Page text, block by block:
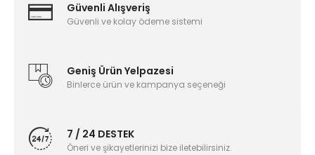
Güvenli Alışveriş
Güvenli ve kolay ödeme sistemi
Geniş Ürün Yelpazesi
Binlerce ürün ve kampanya seçeneği
7 / 24 DESTEK
Öneri ve şikayetlerinizi bize iletebilirsiniz.